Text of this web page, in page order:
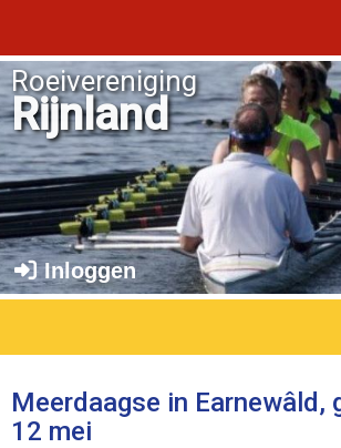
Roeivereniging
Rijnland
Inloggen
Meerdaagse in Earnewâld,
12 mei